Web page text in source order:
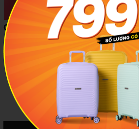
CAM KẾT BẢO HÀNH MIỄN PHÍ
Balo thương hiệu Seliux bảo hành lên đến 5
phát sinh thêm bất kỳ chi phí nào
XEM THÊM VIDEO